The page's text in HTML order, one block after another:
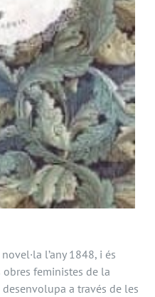
l’any 1848, i és
feministes de la
a través de les